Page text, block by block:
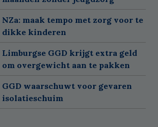
NZa: maak tempo met zorg voor te
dikke kinderen
Limburgse GGD krijgt extra geld
om overgewicht aan te pakken
GGD waarschuwt voor gevaren
isolatieschuim